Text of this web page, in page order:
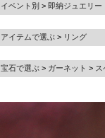
イベント別 > 即納ジュエリー
アイテムで選ぶ > リング
宝石で選ぶ > ガーネット > ス